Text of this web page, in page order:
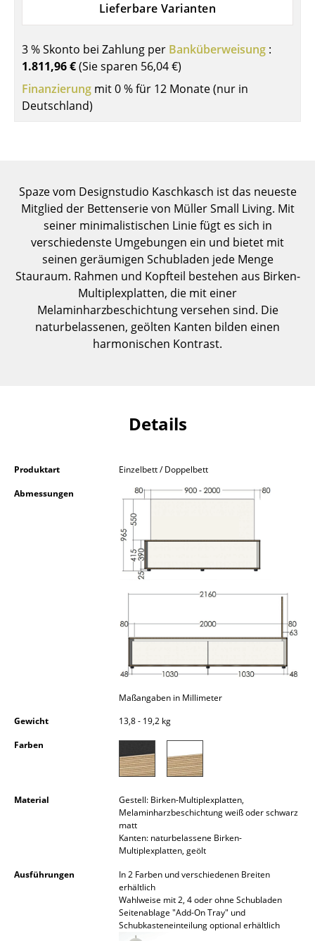
Aufbewahren
Regale & Schränke
TV Möbel
Beistell- & Rollcontainer
Barmöbel
Garderoben
Kleinaufbewahrung
Tischleuchten
Schreibtischleuchten
Stehleuchten & Leseleuchten
Doppelbetten
Nachttische & Bettzubehör
... alle Betten
Lieferbare Varianten
3 % Skonto bei Zahlung per Banküberweisung :
1.811,96 €(Sie sparen 56,04 €)
Finanzierung mit 0 % für 12 Monate (nur in
Deutschland)
Spaze vom Designstudio Kaschkasch ist das neueste
Mitglied der Bettenserie von Müller Small Living. Mit
seiner minimalistischen Linie fügt es sich in
verschiedenste Umgebungen ein und bietet mit
seinen geräumigen Schubladen jede Menge
Stauraum. Rahmen und Kopfteil bestehen aus Birken-
Multiplexplatten, die mit einer
Melaminharzbeschichtung versehen sind. Die
naturbelassenen, geölten Kanten bilden einen
harmonischen Kontrast.
Details
Produktart
Einzelbett / Doppelbett
Abmessungen
Maßangaben in Millimeter
Gewicht
13,8 - 19,2 kg
Farben
Material
Gestell: Birken-Multiplexplatten,
Melaminharzbeschichtung weiß oder schwarz
matt
Kanten: naturbelassene Birken-
Multiplexplatten, geölt
Ausführungen
In 2 Farben und verschiedenen Breiten
erhältlich
Wahlweise mit 2, 4 oder ohne Schubladen
Seitenablage "Add-On Tray" und
Schubkasteneinteilung optional erhältlich